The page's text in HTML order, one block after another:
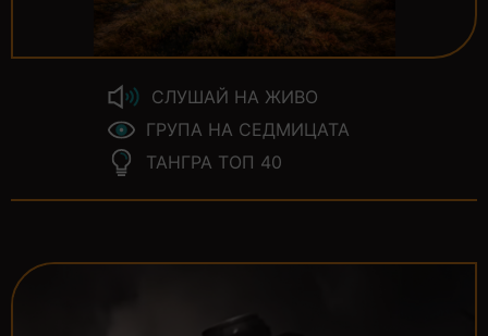
СЛУШАЙ НА ЖИВО
ГРУПА НА СЕДМИЦАТА
ТАНГРА ТОП 40